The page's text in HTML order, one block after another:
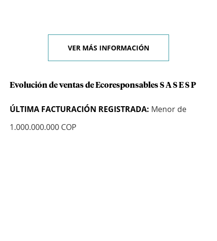
VER MÁS INFORMACIÓN
Evolución de ventas de Ecoresponsables S A S E S P
ÚLTIMA FACTURACIÓN REGISTRADA: Menor de
1.000.000.000 COP